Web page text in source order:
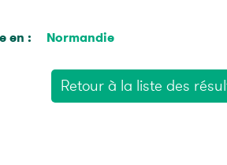
en : Normandie
Retour à la liste des